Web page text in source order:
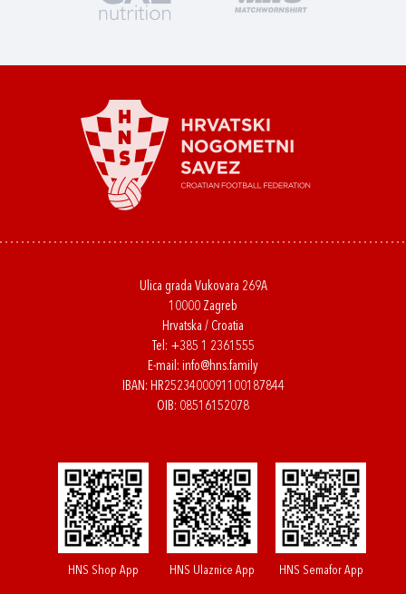
Ulica grada Vukovara 269A
10000 Zagreb
Hrvatska / Croatia
Tel: +385 1 2361555
E-mail: info@hns.family
IBAN: HR2523400091100187844
OIB: 08516152078
HNS Shop App HNS Ulaznice App HNS Semafor App